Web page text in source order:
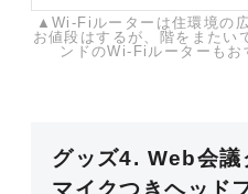
▲Wi-Fiルーターは住環境の
お値段はするが、階をまたい
ンドのWi-Fiルーターもお
グッズ4. Web会議
マイクつきヘッド